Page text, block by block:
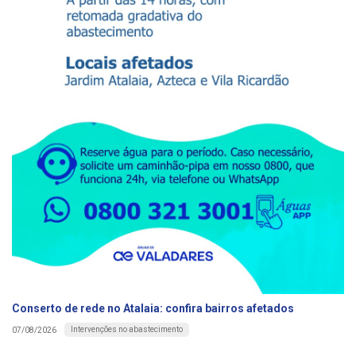
Conserto de rede no Atalaia: confira bairros afetados
07/08/2026 Intervenções no abastecimento